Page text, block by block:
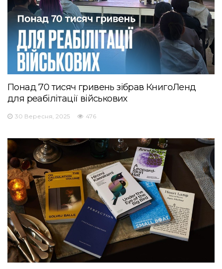
Понад 70 тисяч гривень зібрав КнигоЛенд
для реабілітації військових
30 Вересня, 2025 476